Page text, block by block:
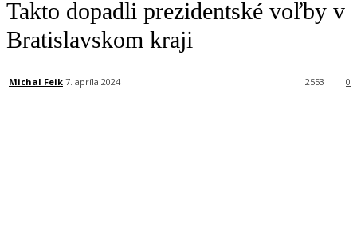
Takto dopadli prezidentské voľby v
Bratislavskom kraji
Michal Feik 7. apríla 2024 0
2553